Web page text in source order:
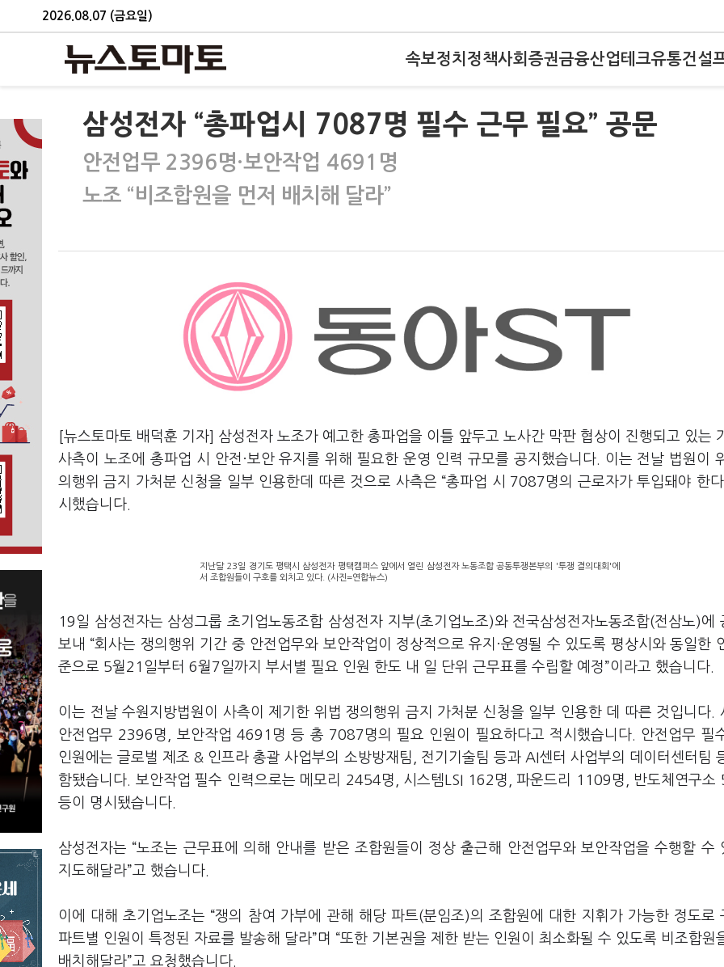
2026.08.07 (금요일)
속보정치 정책사회 증권금융산업테크유통건설
삼성전자 “총파업시 7087명 필수 근무 필요” 공문
안전업무 2396명·보안작업 4691명
노조 “비조합원을 먼저 배치해 달라”
[뉴스토마토 배덕훈 기자] 삼성전자 노조가 예고한 총파업을 이틀 앞두고 노사간 막판 협상이 진행되고 있는
사측이 노조에 총파업 시 안전·보안 유지를 위해 필요한 운영 인력 규모를 공지했습니다. 이는 전날 법원이
의행위 금지 가처분 신청을 일부 인용한데 따른 것으로 사측은 “총파업 시 7087명의 근로자가 투입돼야 한
시했습니다
지난달 23일 경기도 평택시 삼성전자 평택캠퍼스 앞에서 열린 삼성전자 노동조합 공동투쟁본부의 '투쟁 결의대회'에
서 조합원들이 구호를 외치고 있다. (사진=연합뉴스)
19일 삼성전자는 삼성그룹 초기업노동조합 삼성전자 지부(초기업노조)와 전국삼성전자노동조합(전삼노)에
보내 “회사는 쟁의행위 기간 중 안전업무와 보안작업이 정상적으로 유지·운영될 수 있도록 평상시와 동일한
준으로 5월21 일부터 6월7일까지 부서별 필요 인원 한도 내 일 단위 근무표를 수립할 예정”이라고 했습니다
이는 전날 수원지방법원이 사측이 제기한 위법 쟁의행위 금지 가처분 신청을 일부 인용한 데 따른 것입니다 .
안전업무 2396 명 보안작업 4691 명 등 총 7087명의 필요 인원이 필요하다고 적시했습니다
안전업무 필
인원에는 글로벌 제조& 인프라 총괄 사업부의 소방방재팀 전기기술팀 등과 AI센터 사업부의 데이터센터팀
함됐습니다
보안작업 필수 인력으로는 메모리 2454명 시스템 LSI 162 명 파운드리 1109 명 반도체연구소
등이 명시됐습니다
삼성전자는 “노조는 근무표에 의해 안내를 받은 조합원들이 정상 출근해 안전업무와 보안작업을 수행할 수
지도해달라”고 했습니다
이에 대해 초기업노조는 “쟁의 참여 가부에 관해 해당 파트(분임조)의 조합원에 대한 지휘가 가능한 정도로
파트별 인원이 특정된 자료를 발송해 달라”며 “또한 기본권을 제한 받는 인원이 최소화될 수 있도록 비조합원
배치해달라”고 요청했습니다